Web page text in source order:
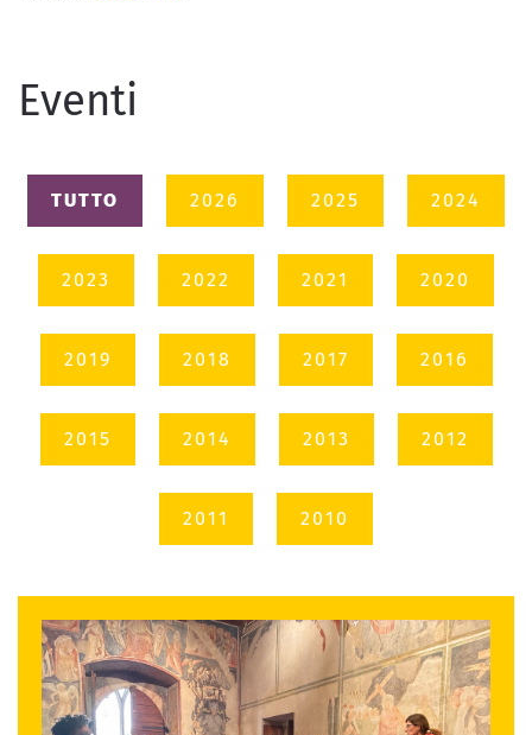
Eventi
TUTTO 2026 2025 2024
2023 2022 2021 2020
2019 2018 2017 2016
2015 2014 2013 2012
2011 2010